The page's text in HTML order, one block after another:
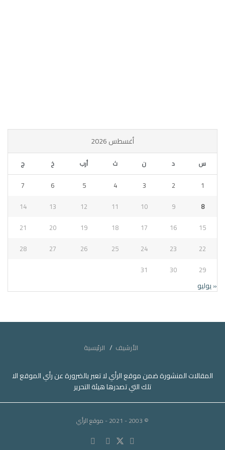
أغسطس 2026
س د ن ث أرب خ ج
1
2
3
4
5
6
7
8
9
10
11
12
13
14
15
16
17
18
19
20
21
22
23
24
25
26
27
28
29
30
31
« يوليو
الأرشيف الرئيسية
المقالات المنشورة ضمن موقع الرأي لا تعبر بالضرورة عن رأي الموقع الا
تلك التي تصدرها هيئة التحرير
© 2003 - 2021 - موقع الرأي